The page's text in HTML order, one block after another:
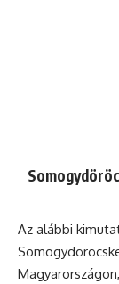
Az alábbi